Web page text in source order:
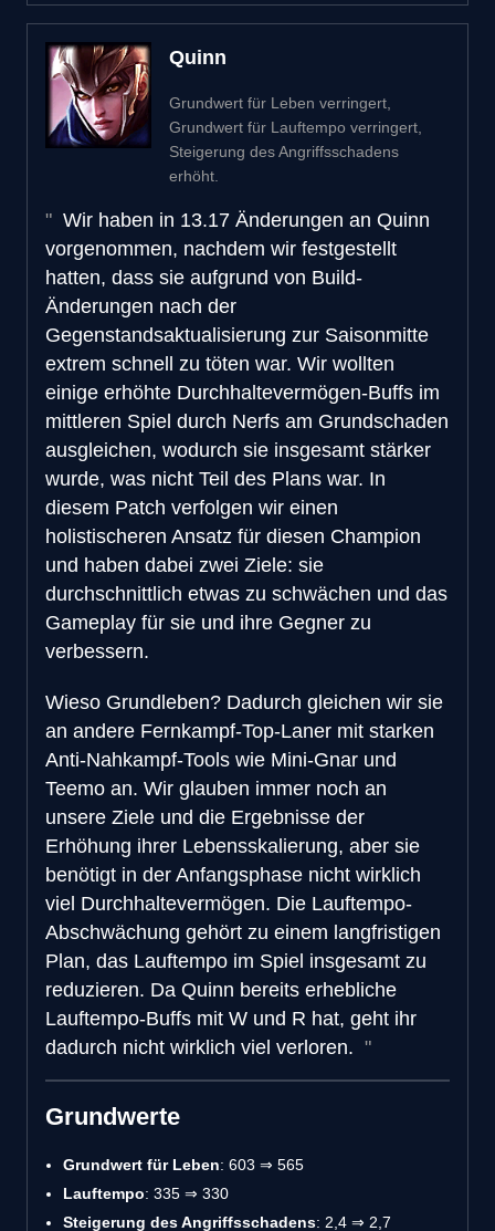
Quinn
Grundwert für Leben verringert,
Grundwert für Lauftempo verringert,
Steigerung des Angriffsschadens
erhöht.
Wir haben in 13.17 Änderungen an Quinn
vorgenommen, nachdem wir festgestellt
hatten, dass sie aufgrund von Build-
Änderungen nach der
Gegenstandsaktualisierung zur Saisonmitte
extrem schnell zu töten war. Wir wollten
einige erhöhte Durchhaltevermögen-Buffs im
mittleren Spiel durch Nerfs am Grundschaden
ausgleichen, wodurch sie insgesamt stärker
wurde, was nicht Teil des Plans war. In
diesem Patch verfolgen wir einen
holistischeren Ansatz für diesen Champion
und haben dabei zwei Ziele: sie
durchschnittlich etwas zu schwächen und das
Gameplay für sie und ihre Gegner zu
verbessern.
Wieso Grundleben? Dadurch gleichen wir sie
an andere Fernkampf-Top-Laner mit starken
Anti-Nahkampf-Tools wie Mini-Gnar und
Teemo an. Wir glauben immer noch an
unsere Ziele und die Ergebnisse der
Erhöhung ihrer Lebensskalierung, aber sie
benötigt in der Anfangsphase nicht wirklich
viel Durchhaltevermögen. Die Lauftempo-
Abschwächung gehört zu einem langfristigen
Plan, das Lauftempo im Spiel insgesamt zu
reduzieren. Da Quinn bereits erhebliche
Lauftempo-Buffs mit W und R hat, geht ihr
dadurch nicht wirklich viel verloren.
Grundwerte
Grundwert für Leben: 603 ⇒ 565
Lauftempo: 335 ⇒ 330
Steigerung des Angriffsschadens: 2,4 ⇒ 2,7